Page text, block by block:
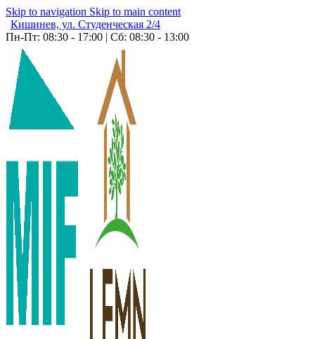
Skip to navigation Skip to main content
Кишинев, ул. Студенческая 2/4
Пн-Пт: 08:30 - 17:00 | Сб: 08:30 - 13:00